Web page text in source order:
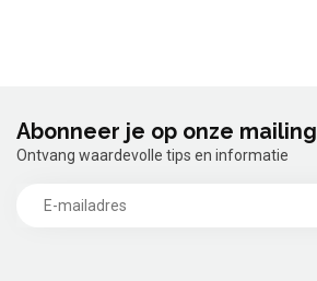
Abonneer je op onze mailing
Ontvang waardevolle tips en informatie